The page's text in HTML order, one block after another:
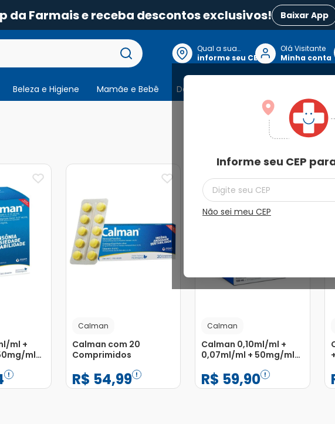
da Farmais e receba descontos exclusivos! Baixar App
Qual a sua
localização?
informe seu CEP
Informe seu CEP
Não sei meu CEP
Olá Visitante
Minha conta
Beleza e Higiene Mamãe e Bebê Dermocosmeticos
ml +
ml
Calman
Calman com 20
Comprimidos
R$ 54,99
Calman
Calman 0,10ml/ml +
0,07ml/ml + 50mg/ml
Frasco 100ml
R$ 59,90